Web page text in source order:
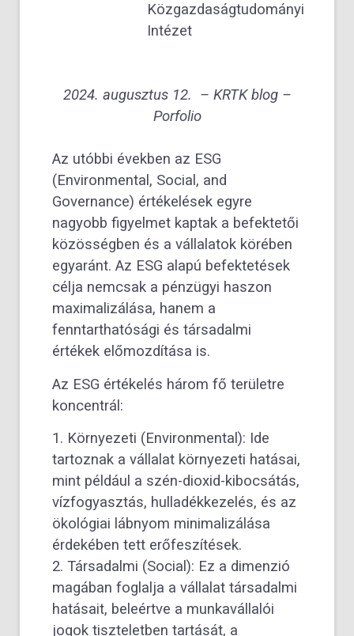
Közgazdaságtudományi
Intézet
2024. augusztus 12. – KRTK blog –
Porfolio
Az utóbbi években az ESG
(Environmental, Social, and
Governance) értékelések egyre
nagyobb figyelmet kaptak a befektetői
közösségben és a vállalatok körében
egyaránt. Az ESG alapú befektetések
célja nemcsak a pénzügyi haszon
maximalizálása, hanem a
fenntarthatósági és társadalmi
értékek előmozdítása is.
Az ESG értékelés három fő területre
koncentrál:
1. Környezeti (Environmental): Ide
tartoznak a vállalat környezeti hatásai,
mint például a szén-dioxid-kibocsátás,
vízfogyasztás, hulladékkezelés, és az
ökológiai lábnyom minimalizálása
érdekében tett erőfeszítések.
2. Társadalmi (Social): Ez a dimenzió
magában foglalja a vállalat társadalmi
hatásait, beleértve a munkavállalói
jogok tiszteletben tartását, a